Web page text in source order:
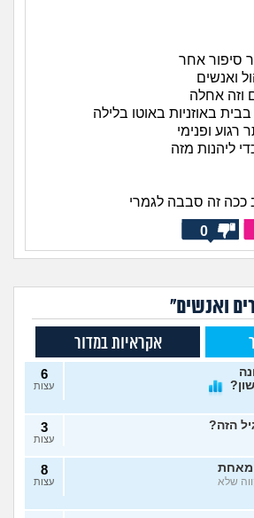
סיפור אחר
ואנשים
וזה אחלה
באוזניות באוטו בלילה
רגוע ופנימי
ליהנות מזה
ככה זה סבבה לגמרי
0
ואנשים"
אקראיות במדור
6
עצות
הזה? 3
עצות
מאחת
שלא
8
עצות